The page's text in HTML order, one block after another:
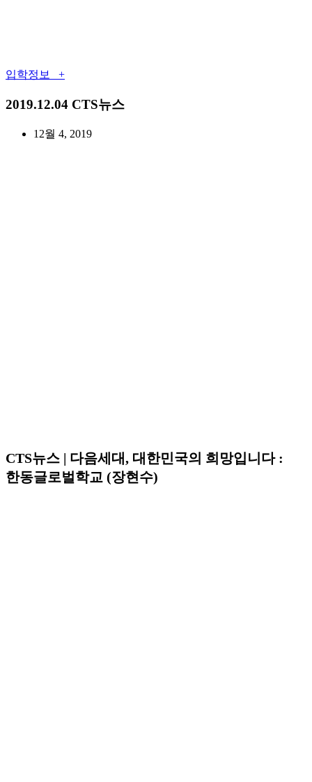
입학정보 +
2019.12.04 CTS뉴스
12월 4, 2019
CTS뉴스 | 다음세대, 대한민국의 희망입니다 :
한동글로벌학교 (장현수)